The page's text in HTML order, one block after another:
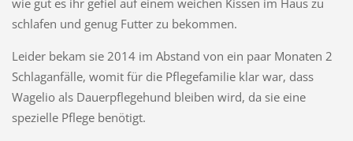
wie gut es ihr gefiel auf einem weichen Kissen im Haus zu
schlafen und genug Futter zu bekommen.
Leider bekam sie 2014 im Abstand von ein paar Monaten 2
Schlaganfälle, womit für die Pflegefamilie klar war, dass
Wagelio als Dauerpflegehund bleiben wird, da sie eine
spezielle Pflege benötigt.